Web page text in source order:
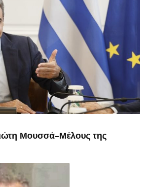
Μουσσά-Μέλους της